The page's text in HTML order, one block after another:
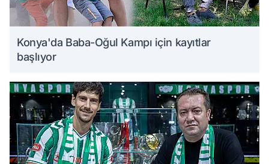
Konya'da Baba-Oğul Kampı için kayıtlar
başlıyor